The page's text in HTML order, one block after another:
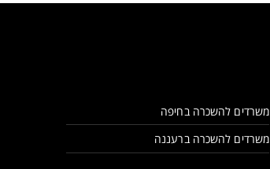
משרדים להשכרה בחיפה
משרדים להשכרה ברעננה